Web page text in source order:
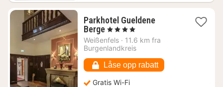
Parkhotel Gueldene
Berge1
natt
fra
kr.
, 4 Stjerner
Weißenfels · 11.6 km fra
Burgenlandkreis
Låse opp rabatt
Gratis Wi-Fi